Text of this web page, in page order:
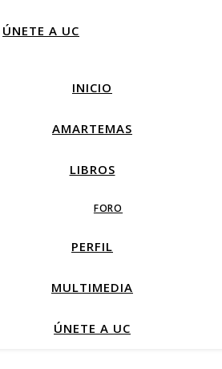
ÚNETE A UC
INICIO
AMARTEMAS
LIBROS
FORO
PERFIL
MULTIMEDIA
ÚNETE A UC